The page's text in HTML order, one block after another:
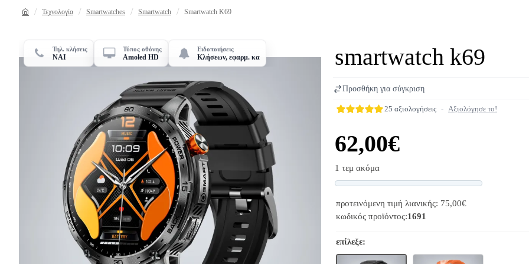
Τεχνολογία Smartwatches Smartwatch Smartwatch K69
Τηλ. κλήσεις
ΝΑΙ
Τύπος οθόνης
Amoled HD
Ειδοποιήσεις
Κλήσεων, εφαρμ. κα smartwatch k69
25 αξιολογήσεις - Αξιολόγησε το!
62,00€
1 τεμ ακόμα
Προσθήκη για σύγκριση
προτεινόμενη τιμή λιανικής: 75,00€
κωδικός προϊόντος:1691
επίλεξε: